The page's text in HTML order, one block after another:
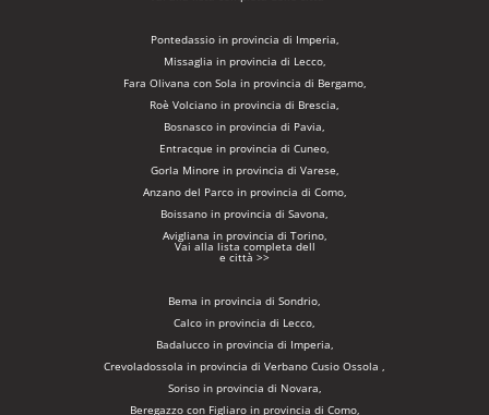
Pontedassio in provincia di Imperia,
Missaglia in provincia di Lecco,
Fara Olivana con Sola in provincia di Bergamo,
Roè Volciano in provincia di Brescia,
Bosnasco in provincia di Pavia,
Entracque in provincia di Cuneo,
Gorla Minore in provincia di Varese,
Anzano del Parco in provincia di Como,
Boissano in provincia di Savona,
Avigliana in provincia di Torino,
Vai alla lista completa dell
e città >>
Bema in provincia di Sondrio,
Calco in provincia di Lecco,
Badalucco in provincia di Imperia,
Crevoladossola in provincia di Verbano Cusio Ossola ,
Soriso in provincia di Novara,
Beregazzo con Figliaro in provincia di Como,